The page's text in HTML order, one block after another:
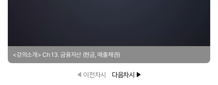
<강의소개> Ch 13. 금융자산 (현금, 매출채권)
이전차시 다음차시